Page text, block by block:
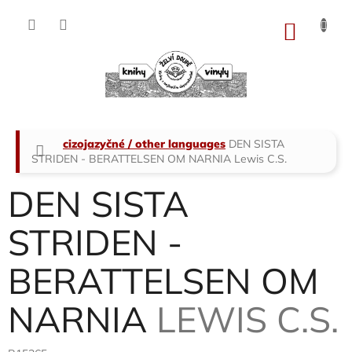
Domů
cizojazyčné / other languages DEN SISTA
STRIDEN - BERATTELSEN OM NARNIA Lewis C.S.
DEN SISTA
STRIDEN -
BERATTELSEN OM
NARNIA LEWIS C.S.